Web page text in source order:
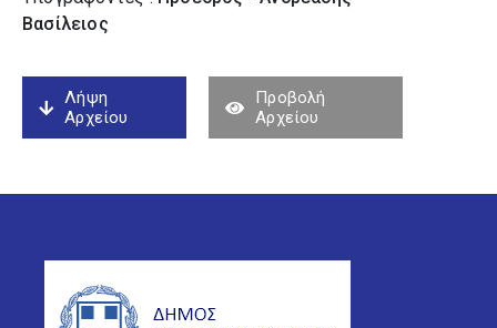
Βασίλειος
Λήψη
Αρχείου
Προβολή
Αρχείου